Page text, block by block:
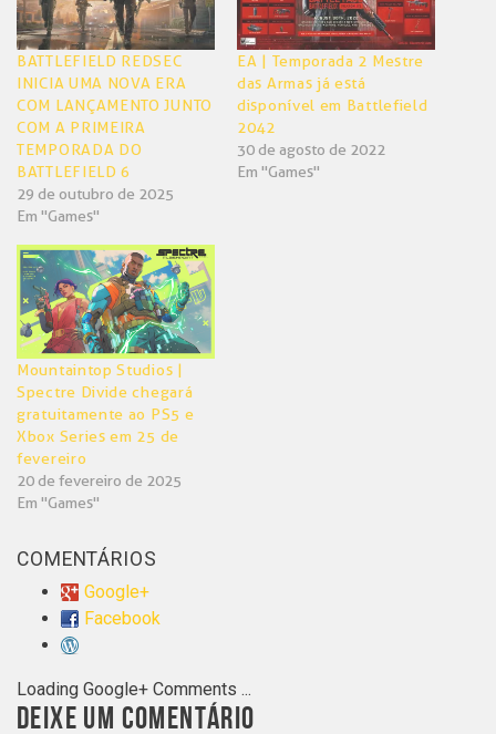
BATTLEFIELD REDSEC
INICIA UMA NOVA ERA
COM LANÇAMENTO JUNTO
COM A PRIMEIRA
TEMPORADA DO
BATTLEFIELD 6
29 de outubro de 2025
Em "Games"
EA | Temporada 2 Mestre
das Armas já está
disponível em Battlefield
2042
30 de agosto de 2022
Em "Games"
Mountaintop Studios |
Spectre Divide chegará
gratuitamente ao PS5 e
Xbox Series em 25 de
fevereiro
20 de fevereiro de 2025
Em "Games"
COMENTÁRIOS
Google+
Facebook
Loading Google+ Comments ...
DEIXE UM COMENTÁRIO